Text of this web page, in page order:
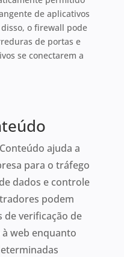
de aplicativos
o firewall pode
de portas e
se conectarem a
ajuda a
para o tráfego
dados e controle
podem
de verificação de
web enquanto